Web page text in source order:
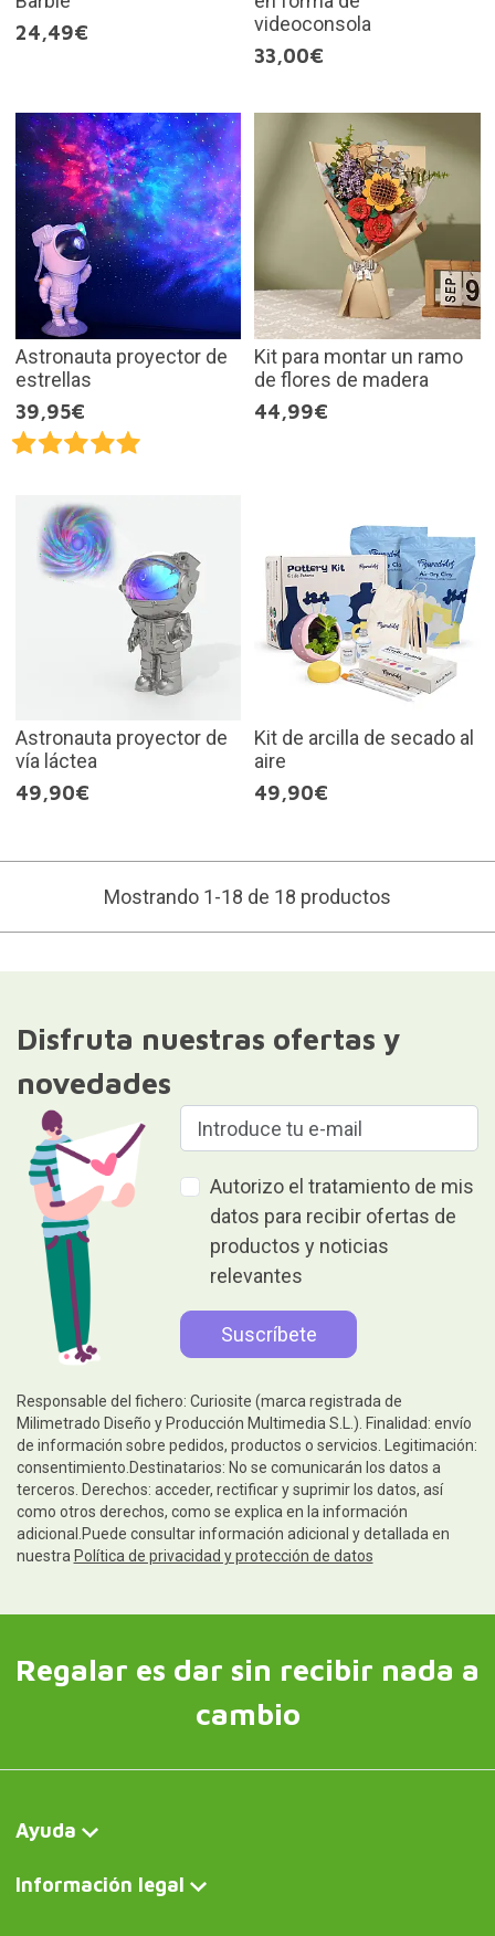
24,49€
videoconsola
33,00€
Astronauta proyector de
estrellas
39,95€
Kit para montar un ramo
de flores de madera
44,99€
Astronauta proyector de
vía láctea
49,90€
Kit de arcilla de secado al
aire
49,90€
Mostrando 1-18 de 18 productos
Disfruta nuestras ofertas y
novedades
Autorizo el tratamiento de mis
datos para recibir ofertas de
productos y noticias
relevantes
Responsable del fichero: Curiosite (marca registrada de
Milimetrado Diseño y Producción Multimedia S.L.). Finalidad: envío
de información sobre pedidos, productos o servicios. Legitimación:
consentimiento.Destinatarios: No se comunicarán los datos a
terceros. Derechos: acceder, rectificar y suprimir los datos, así
como otros derechos, como se explica en la información
adicional.Puede consultar información adicional y detallada en
nuestra Política de privacidad y protección de datos
Regalar es dar sin recibir nada a
cambio
Ayuda
Información legal